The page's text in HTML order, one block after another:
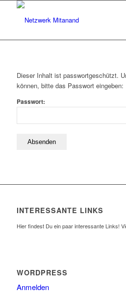
Dieser Inhalt ist passwortgeschützt.
können, bitte das Passwort eingeben:
Passwort:
INTERESSANTE LINKS
Hier findest Du ein paar interessante Links!
WORDPRESS
Anmelden